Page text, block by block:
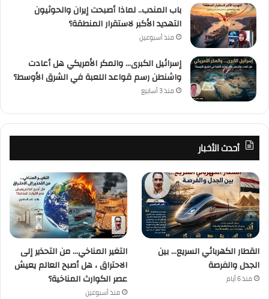
باب المندب.. لماذا أصبحت إيران والحوثيون
التهديد الأكبر لاستقرار المنطقة؟
منذ أسبوعين
إسرائيل الكبرى… والمكر الأمريكي هل أعادت
واشنطن رسم قواعد اللعبة في الشرق الأوسط؟
منذ 3 أسابيع
أحدث الأخبار
القطار الكهربائي السريع… بين
الجدل والفرصة
منذ 6 أيام
التغير المناخي… من التحذير إلى
الاحتراق ، هل أصبح العالم يعيش
عصر الكوارث المناخية؟
منذ أسبوعين